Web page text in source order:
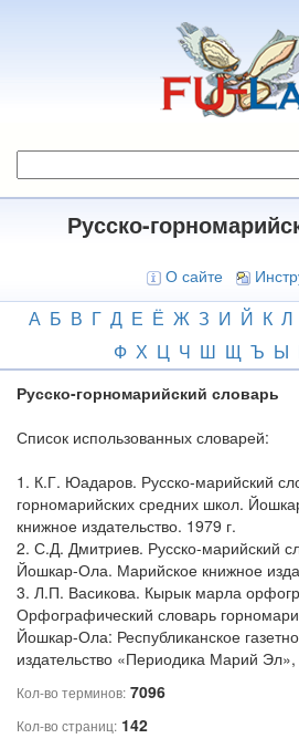
Русско-
О сайте
А Б В Г Д Е Ё Ж З И Й К Л
Ф Х Ц Ч Ш Щ Ъ Ы
Русско-горномарийский словарь
Список использованных словарей:
1. К.Г. Юадаров. Русско-марийский
горномарийских средних школ.
книжное издательство. 1979 г.
2. С.Д. Дмитриев. Русско-марийский
Йошкар-Ола. Марийское книжное
3. Л.П. Васикова. Кырык марла
Орфографический словарь
Йошкар-Ола: Республиканское
издательство «Периодика Марий
Кол-во терминов: 7096
Кол-во страниц: 142